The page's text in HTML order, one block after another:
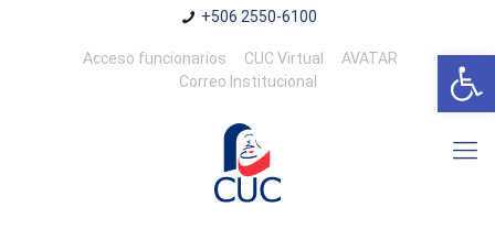
Abrir
+506 2550-6100
Acceso funcionarios CUC Virtual
AVATAR
Correo Institucional